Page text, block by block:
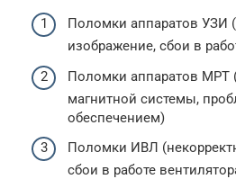
Поломки аппаратов УЗИ
изображение, сбои в
Поломки аппаратов МРТ
магнитной системы,
обеспечением)
Поломки ИВЛ
сбои в работе